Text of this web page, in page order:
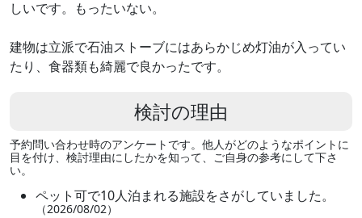
しいです。もったいない。
建物は立派で石油ストーブにはあらかじめ灯油が入ってい
たり、食器類も綺麗で良かったです。
検討の理由
予約問い合わせ時のアンケートです。他人がどのようなポイントに
目を付け、検討理由にしたかを知って、ご自身の参考にして下さ
い。
ペット可で10人泊まれる施設をさがしていました。
（2026/08/02）